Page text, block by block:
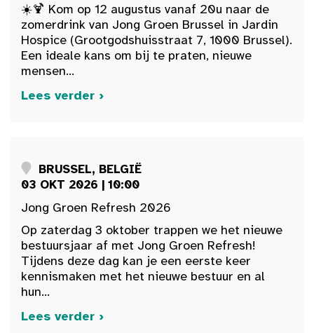
☀️🍹 Kom op 12 augustus vanaf 20u naar de
zomerdrink van Jong Groen Brussel in Jardin
Hospice (Grootgodshuisstraat 7, 1000 Brussel).
Een ideale kans om bij te praten, nieuwe
mensen...
Lees verder ›
BRUSSEL, BELGIË
03 OKT 2026 | 10:00
Jong Groen Refresh 2026
Op zaterdag 3 oktober trappen we het nieuwe
bestuursjaar af met Jong Groen Refresh!
Tijdens deze dag kan je een eerste keer
kennismaken met het nieuwe bestuur en al
hun...
Lees verder ›